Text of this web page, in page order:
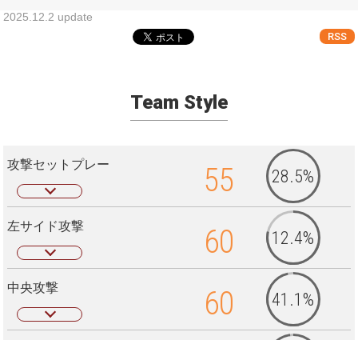
2025.12.2 update
RSS
Team Style
攻撃セットプレー 55 28.5%
左サイド攻撃 60 12.4%
中央攻撃 60 41.1%